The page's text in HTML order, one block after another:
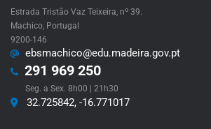
Estrada Tristão Vaz Teixeira, nº 39.
Machico, Portugal
9200-146
ebsmachico@edu.madeira.gov.pt
291 969 250
Seg. a Sex. 8h00 | 21h30
32.725842, -16.771017